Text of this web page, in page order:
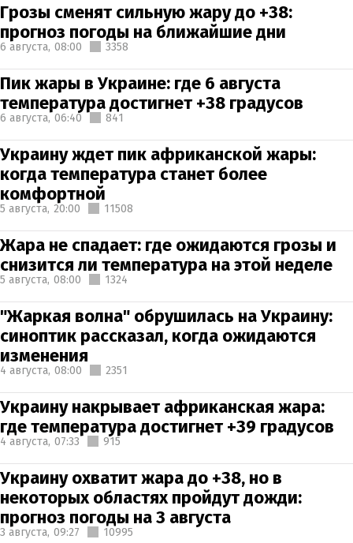
Грозы сменят сильную жару до +38:
прогноз погоды на ближайшие дни
6 августа, 08:00 3358
Пик жары в Украине: где 6 августа
температура достигнет +38 градусов
6 августа, 06:40 841
Украину ждет пик африканской жары:
когда температура станет более
комфортной
5 августа, 20:00 11508
Жара не спадает: где ожидаются грозы и
снизится ли температура на этой неделе
5 августа, 08:00 1324
"Жаркая волна" обрушилась на Украину:
синоптик рассказал, когда ожидаются
изменения
4 августа, 08:00 2351
Украину накрывает африканская жара:
где температура достигнет +39 градусов
4 августа, 07:33 915
Украину охватит жара до +38, но в
некоторых областях пройдут дожди:
прогноз погоды на 3 августа
3 августа, 09:27 10995